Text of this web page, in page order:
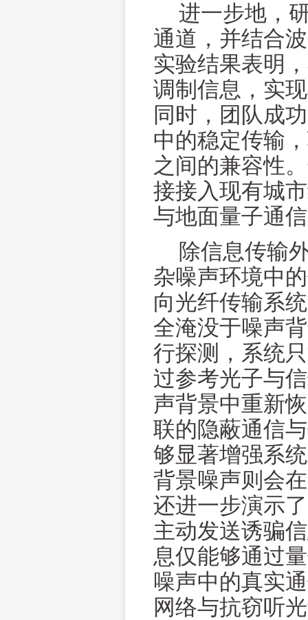
进一步地，
通道，并结合
实验结果表明
调制信息，实
同时，团队成
中的稳定传输
之间的兼容性
接接入现有城
与地面量子通
除信息传输
杂噪声环境中
向光纤传输系
全淹没于噪声
行探测，系统
过参考光子与
声背景中重新
联的隐蔽通信
够显著增强系
背景噪声则会
还进一步演示
主动发送诱骗
息仅能够通过
噪声中的真实
网络与抗窃听